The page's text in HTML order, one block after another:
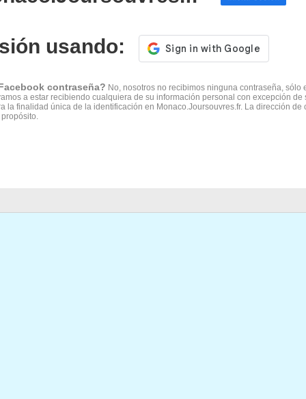
usando:
contraseña? No, nosotros no recibimos ninguna contraseña, sólo
a estar recibiendo cualquiera de su información personal con excepción de
la finalidad única de la identificación en Monaco.Joursouvres.fr. La dirección de